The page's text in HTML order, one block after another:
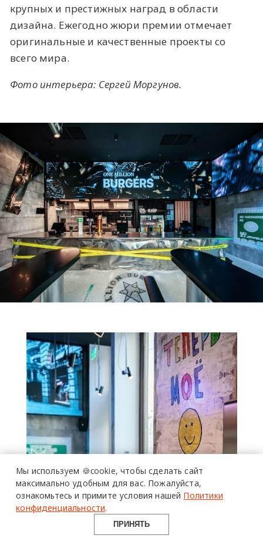
крупных и престижных наград в области
дизайна. Ежегодно жюри премии отмечает
оригинальные и качественные проекты со
всего мира.
Фото интерьера: Сергей Моргунов.
более 20 тысяч
специалистов читают
про дизайн
и архитектуру
в Telegram канале
Design Mate
Мы используем 🍪cookie, чтобы сделать сайт
максимально удобным для вас. Пожалуйста,
ознакомьтесь и примите условия нашей Политики
конфиденциальности.
ПРИНЯТЬ